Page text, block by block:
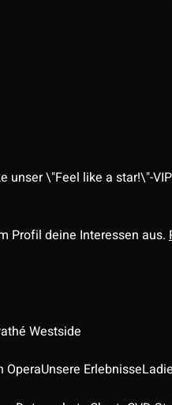
\"Feel like a star!\"-
Profil deine Interessen aus.
Westside
OperaUnsere Erlebnisse